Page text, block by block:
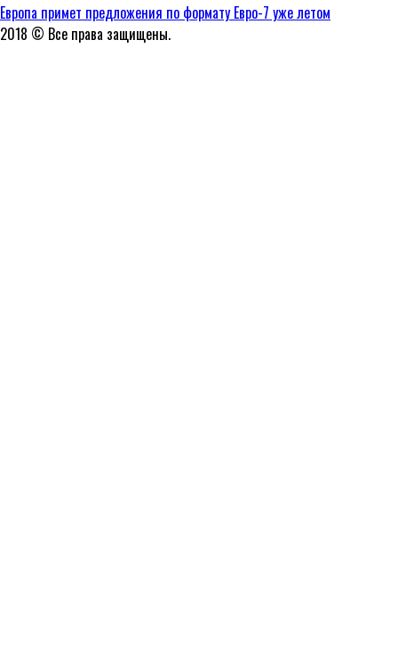
Европа примет предложения по формату Евро-7 уже летом
2018 © Все права защищены.